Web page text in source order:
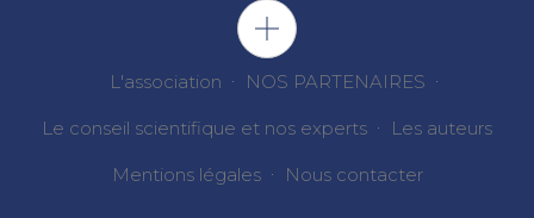
L'association NOS PARTENAIRES
Le conseil scientifique et nos experts Les auteurs
Mentions légales Nous contacter